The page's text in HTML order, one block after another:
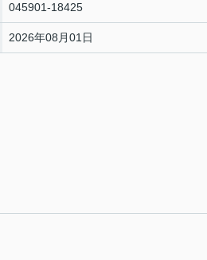
045901-18425
2026年08月01日